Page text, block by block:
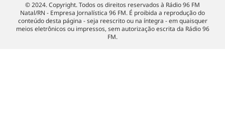
© 2024. Copyright. Todos os direitos reservados à Rádio 96 FM
Natal/RN - Empresa Jornalística 96 FM. É proibida a reprodução do
conteúdo desta página - seja reescrito ou na íntegra - em quaisquer
meios eletrônicos ou impressos, sem autorização escrita da Rádio 96
FM.